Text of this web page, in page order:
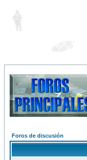
Foros de discusión